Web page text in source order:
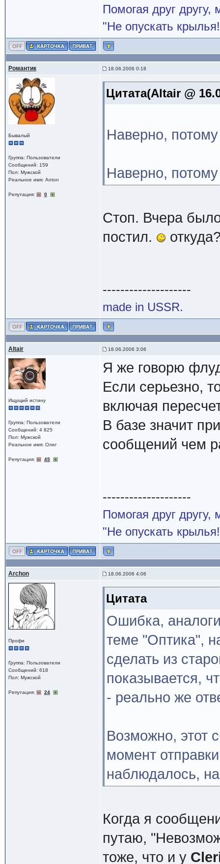
Помогая друг
"Не опускать
Романтик 18.06.2006 0:18
Бывалый
Группа: Пользователи
Сообщений: 159
Пол: Мужской
Реальное имя: Anton
Репутация: 0
Цитата(Altair @
Наверно,
Наверно,
Стоп. Вчера
постил.
--------------------
made in USSR.
Altair 18.06.2006 3:06
Ищущий истину
Группа: Пользователи
Сообщений: 4 825
Пол: Мужской
Реальное имя: Олег
Репутация: 45
Я же говорю
Если серьезно,
включая
В базе значит
сообщений чем
--------------------
Помогая друг
"Не опускать
Archon 18.06.2006 4:06
Профи
Группа: Пользователи
Сообщений: 618
Пол: Мужской
Репутация: 24
Цитата
Ошибка,
теме "Оптика",
сделать из
показывается,
- реально же
Возможно, этот
момент
наблюдалось,
Когда я
путаю,
тоже, что и у